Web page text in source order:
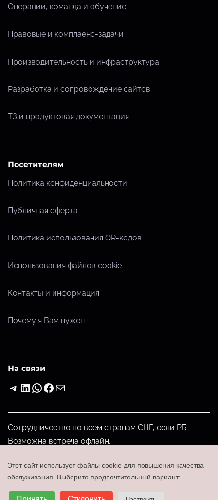
Операции, команда и обучение
Правовые и комплаенс-задачи
Производительность и инфраструктура
Разработка и сопровождение сайтов
ТЗ и продуктовая документация
Посетителям
Политика конфиденциальности
Публичная оферта
Политика использования QR-кодов
Использования файлов cookie
Контакты и информация
Почему я Вам нужен
На связи
Telegram LinkedIn WhatsApp Facebook Почта
Сотрудничество по всем странам СНГ, если РБ -
Возможна встреча офлайн.
+375-29-202-00-52
Войти
Этот сайт использует файлы cookie для повышения качества
обслуживания. Выберите предпочтительный вариант: